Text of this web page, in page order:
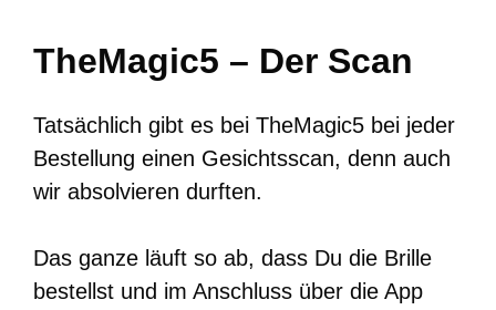
TheMagic5 – Der Scan
Tatsächlich gibt es bei TheMagic5 bei jeder
Bestellung einen Gesichtsscan, denn auch
wir absolvieren durften.
Das ganze läuft so ab, dass Du die Brille
bestellst und im Anschluss über die App